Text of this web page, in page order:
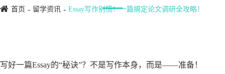
首页 留学资讯 Essay写作别慌！一篇搞定论文调研全攻略！
写好一篇Essay的“秘诀”？不是写作本身，而是——准备！